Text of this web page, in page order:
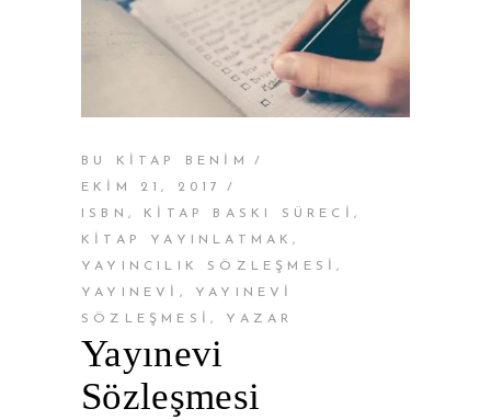
BU KİTAP BENİM
EKIM 21, 2017
ISBN , KITAP BASKI SÜRECI ,
KITAP YAYINLATMAK,
YAYINCILIK SÖZLEŞMESI,
YAYINEVI , YAYINEVI
SÖZLEŞMESI , YAZAR
Yayınevi
Sözleşmesi